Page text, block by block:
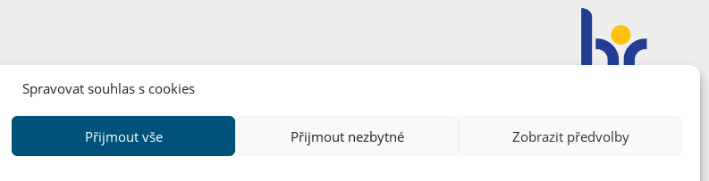
Spravovat souhlas s cookies
Přijmout vše Přijmout nezbytné Zobrazit předvolby